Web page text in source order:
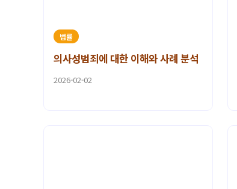
법률
의사성범죄에 대한 이해와 사례 분석
2026-02-02